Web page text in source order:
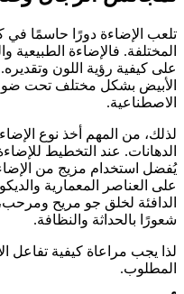
تلعب الإضاءة دورًا حاسمًا في
المختلفة. فالإضاءة الطبيعية
على كيفية رؤية اللون
الأبيض بشكل مختلف تحت
الاصطناعية.
لذلك، من المهم أخذ نوع
الدهانات. عند التخطيط
يُفضل استخدام مزيج من
على العناصر المعمارية
الدافئة لخلق جو مريح ومرحب،
شعورًا بالحداثة والنظافة.
لذا يجب مراعاة كيفية تفاعل
المطلوب.